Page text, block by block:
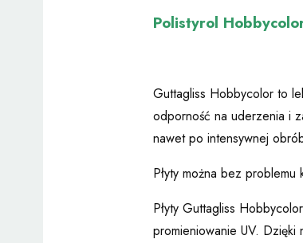
Polistyrol
Guttagliss Hobbycolor to
odporność na uderzenia i
nawet po intensywnej
Płyty można bez problemu
Płyty Guttagliss
promieniowanie UV. Dzięki